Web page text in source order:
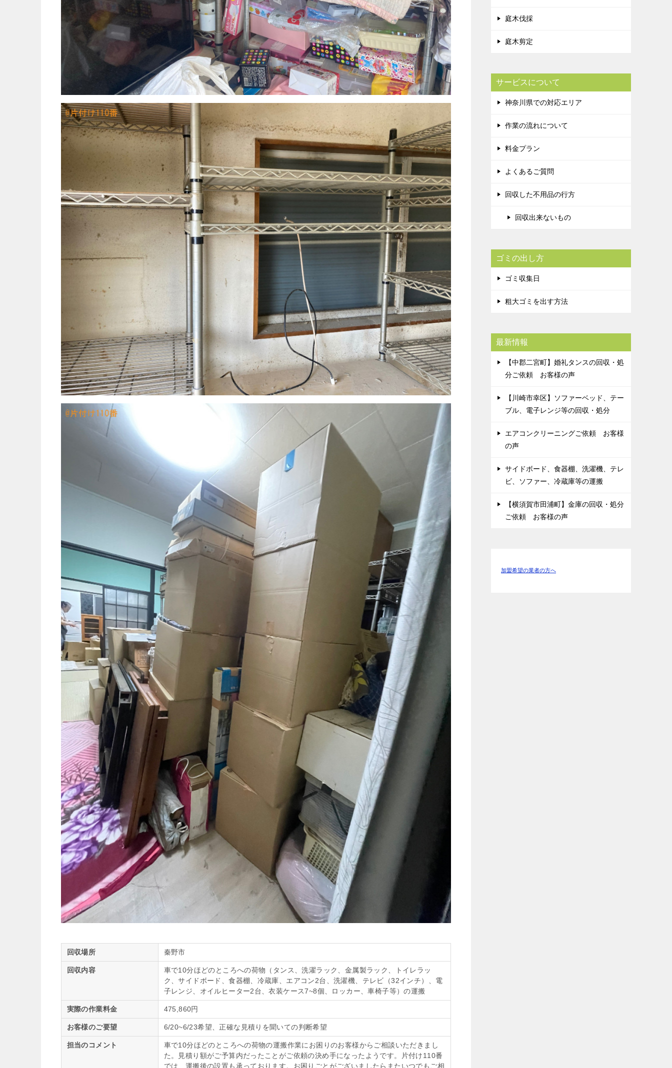
回収場所 秦野市
回収内容
車で10分ほどのところへの荷物（タンス、洗濯ラック、金属製ラック、トイレラッ
ク、サイドボード、食器棚、冷蔵庫、エアコン2台、洗濯機、テレビ（32インチ）、電
子レンジ、オイルヒーター2台、衣装ケース7~8個、ロッカー、車椅子等）の運搬
実際の作業料金 475,860円
お客様のご要望 6/20~6/23希望、正確な見積りを聞いての判断希望
担当のコメント
車で10分ほどのところへの荷物の運搬作業にお困りのお客様からご相談いただきまし
た。見積り額がご予算内だったことがご依頼の決め手になったようです。片付け110番
では、運搬後の設置も承っております。お困りごとがございましたらまたいつでもご相
庭木伐採
庭木剪定
サービスについて
神奈川県での対応エリア
作業の流れについて
料金プラン
よくあるご質問
回収した不用品の行方
回収出来ないもの
ゴミの出し方
ゴミ収集日
粗大ゴミを出す方法
最新情報
【中郡二宮町】婚礼タンスの回収・処
分ご依頼 お客様の声
【川崎市幸区】ソファーベッド、テー
ブル、電子レンジ等の回収・処分
エアコンクリーニングご依頼 お客様
の声
サイドボード、食器棚、洗濯機、テレ
ビ、ソファー、冷蔵庫等の運搬
【横須賀市田浦町】金庫の回収・処分
ご依頼 お客様の声
加盟希望の業者の方へ